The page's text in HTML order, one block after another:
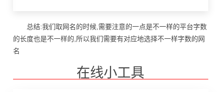
总结:我们取网名的时候,需要注意的一点是不一样的平台字数
的长度也是不一样的,所以我们需要有对应地选择不一样字数的网
名
在线小工具